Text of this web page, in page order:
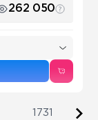
262 050
1731